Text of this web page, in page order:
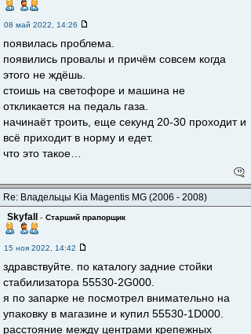
08 май 2022, 14:26
появилась проблема.
появились провалы и причём совсем когда
этого не ждёшь.
стоишь на светофоре и машина не
откликается на педаль газа.
начинаёт троить, еще секунд 20-30 проходит и
всё приходит в норму и едет.
что это такое…
Re: Владельцы Kia Magentis MG (2006 - 2008)
Skyfall
- Старший прапорщик
15 ноя 2022, 14:42
здравствуйте. по каталогу задние стойки
стабилизатора 55530-2G000.
я по запарке не посмотрел внимательно на
упаковку в магазине и купил 55530-1D000.
расстояние между центрами крепежных